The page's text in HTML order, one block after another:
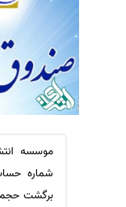
ترجمه عربی به
مشاهده همه
سفارش ویرایش
سفارش پارافریز
سفارش
سفارش کاهش
سفارش معرفی
سفارش معرفی
سفارش معرفی
سفارش چکیده
موسسه
شماره
برگشت حجم